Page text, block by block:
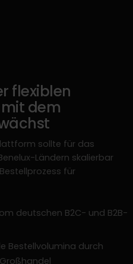
flexiblen
mit dem
sollte für das
Ländern skalierbar
für
deutschen B2C- und B2B-
Bestellvolumina durch